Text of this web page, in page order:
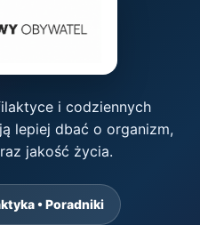
i codziennych
lepiej dbać o organizm,
jakość życia.
• Poradniki